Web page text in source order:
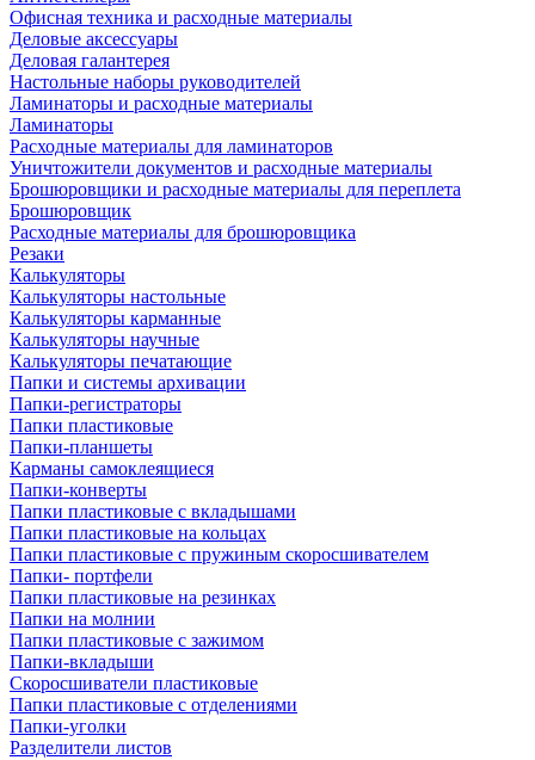
Офисная техника и расходные материалы
Деловые аксессуары
Деловая галантерея
Настольные наборы руководителей
Ламинаторы и расходные материалы
Ламинаторы
Расходные материалы для ламинаторов
Уничтожители документов и расходные материалы
Брошюровщики и расходные материалы для переплета
Брошюровщик
Расходные материалы для брошюровщика
Резаки
Калькуляторы
Калькуляторы настольные
Калькуляторы карманные
Калькуляторы научные
Калькуляторы печатающие
Папки и системы архивации
Папки-регистраторы
Папки пластиковые
Папки-планшеты
Карманы самоклеящиеся
Папки-конверты
Папки пластиковые с вкладышами
Папки пластиковые на кольцах
Папки пластиковые с пружиным скоросшивателем
Папки- портфели
Папки пластиковые на резинках
Папки на молнии
Папки пластиковые с зажимом
Папки-вкладыши
Скоросшиватели пластиковые
Папки пластиковые с отделениями
Папки-уголки
Разделители листов